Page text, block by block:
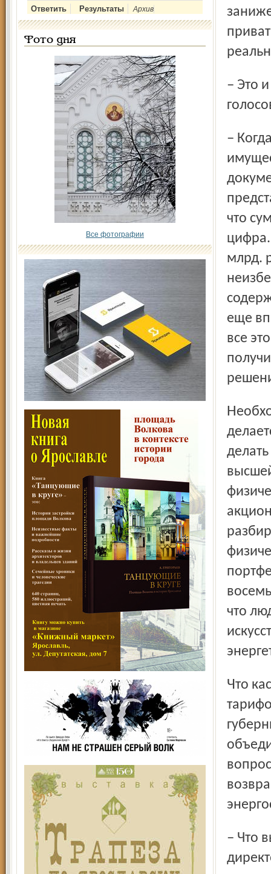
Архив
Фото дня
Все фотографии
– Это и послужило поводом для «протестного
– Когда совет директоров объявил о намерении сдать
что
цифра.
млрд.
еще
все
Необходимы детальные разъяснения, что и для чего
что
Что касается повышения надежности и снижения
– Что вы написали в письме, направленном вами в совет